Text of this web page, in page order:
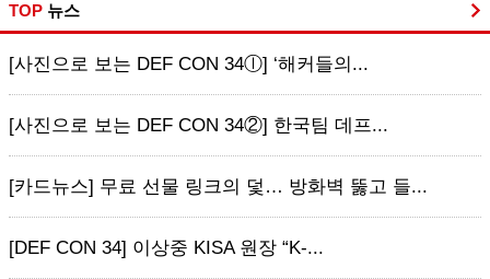
TOP 뉴스
[사진으로 보는 DEF CON 34ⓛ] ‘해커들의...
[사진으로 보는 DEF CON 34②] 한국팀 데프...
[카드뉴스] 무료 선물 링크의 덫… 방화벽 뚫고 들...
[DEF CON 34] 이상중 KISA 원장 “K-...